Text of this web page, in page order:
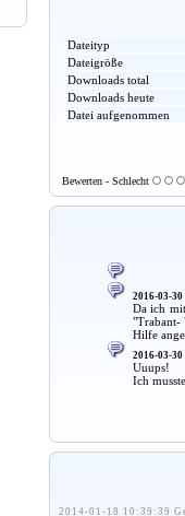
Dateityp
Dateigröße
Downloads total
Downloads heute
Datei aufgenommen
Bewerten - Schlecht
2016-03-30
Da ich
"Trabant-
Hilfe
2016-03-30
Uuups!
Ich
2014-01-18 10:39:39